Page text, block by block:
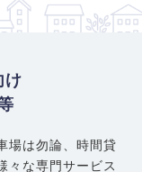
け
は勿論、 時間貸
々な専門サービス